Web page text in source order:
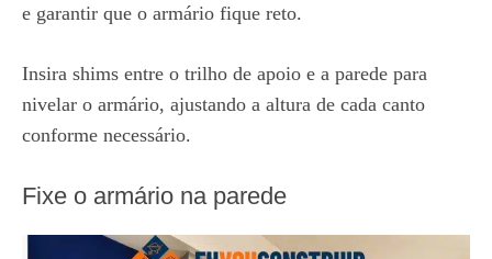
e garantir que o armário fique reto.
Insira shims entre o trilho de apoio e a parede para
nivelar o armário, ajustando a altura de cada canto
conforme necessário.
Fixe o armário na parede